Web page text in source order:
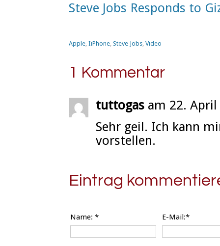
Steve Jobs Responds to
Apple, IiPhone, Steve Jobs, Video
1 Kommentar
tuttogas am 22. April
Sehr geil. Ich kann
vorstellen.
Eintrag
Name: * E-Mail:*